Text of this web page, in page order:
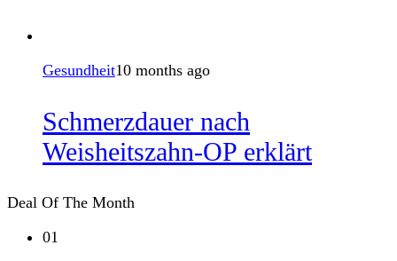
Gesundheit10 months ago
Schmerzdauer nach
Weisheitszahn-OP erklärt
Deal Of The Month
01